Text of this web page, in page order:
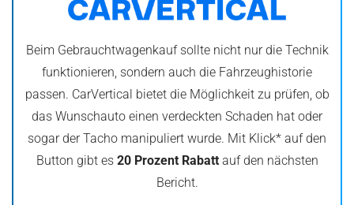
Beim Gebrauchtwagenkauf sollte nicht nur die Technik
funktionieren, sondern auch die Fahrzeughistorie
passen. CarVertical bietet die Möglichkeit zu prüfen, ob
das Wunschauto einen verdeckten Schaden hat oder
sogar der Tacho manipuliert wurde. Mit Klick* auf den
Button gibt es 20 Prozent Rabattauf den nächsten
Bericht.